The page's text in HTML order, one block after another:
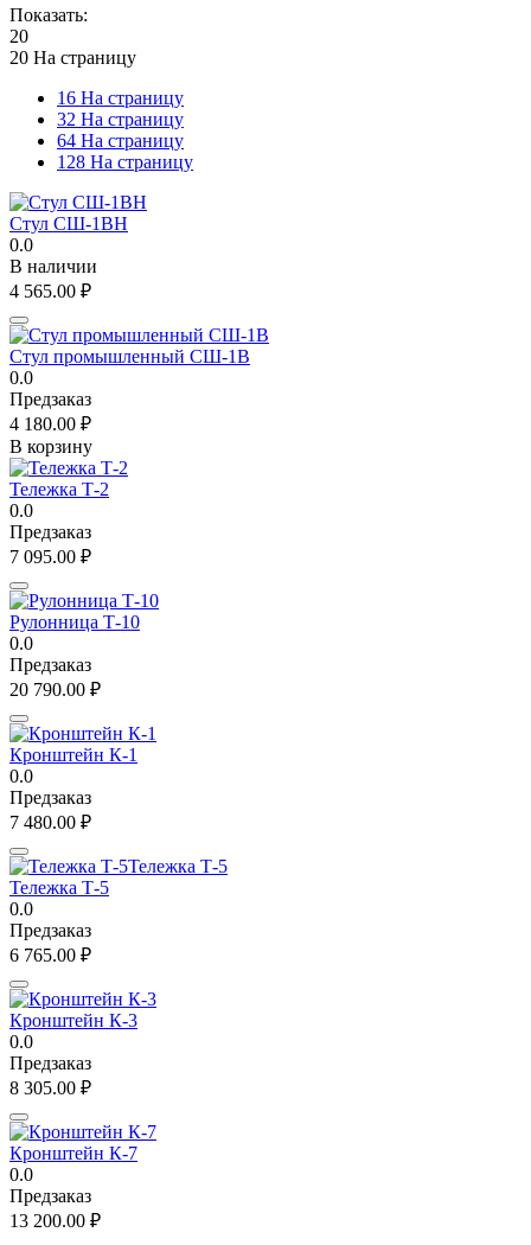
Показать:
20
20 На страницу
16 На страницу
32 На страницу
64 На страницу
128 На страницу
Стул СШ-1ВН
0.0
В наличии
4 565.00 ₽
Стул промышленный СШ-1В
0.0
Предзаказ
4 180.00 ₽
В корзину
Тележка Т-2
0.0
Предзаказ
7 095.00 ₽
Рулонница Т-10
0.0
Предзаказ
20 790.00 ₽
Кронштейн К-1
0.0
Предзаказ
7 480.00 ₽
Тележка Т-5
0.0
Предзаказ
6 765.00 ₽
Кронштейн К-3
0.0
Предзаказ
8 305.00 ₽
Кронштейн К-7
0.0
Предзаказ
13 200.00 ₽